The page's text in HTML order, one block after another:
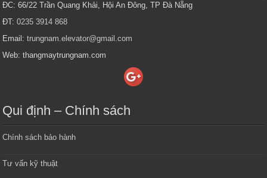
ĐC: 66/22 Trần Quang Khải, Hội An Đông, TP Đà Nẵng
ĐT:0235 3914 868
Email:trungnam.elevator@gmail.com
Web: thangmaytrungnam.com
Qui định – Chính sách
Chính sách bảo hành
Tư vấn kỹ thuật